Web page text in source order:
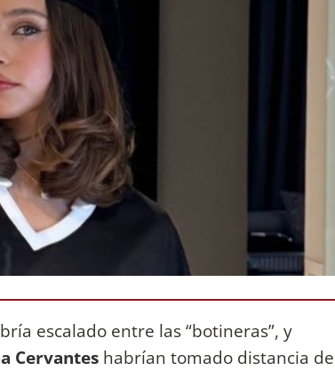
escalado entre las “botineras”, y
Cervantes habrían tomado distancia de